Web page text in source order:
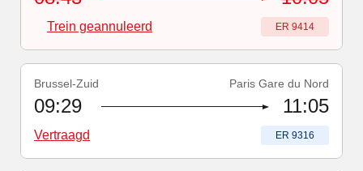
Trein geannuleerd Treinnummer
ER 9414
Treinnummer:
ER 9316-Vertraagd
Brussel-Zuid Paris Gare du Nord
09:29 11:05
Vertraagd Treinnummer
ER 9316